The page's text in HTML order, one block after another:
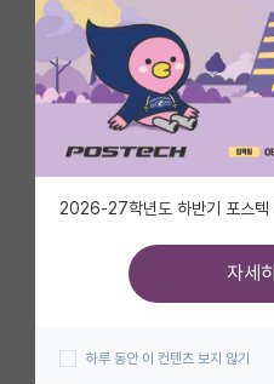
전체글보기
베스트 게시판
IF 명예의전당
자유 게시판(아무개랩)
미국 유학 게시판
미국 대학원 합격 후기 게시판
대학원 합격 후기 게시판
2026-27학년도 하반기 포스텍
자세
하루 동안 이 컨텐츠 보지 않기